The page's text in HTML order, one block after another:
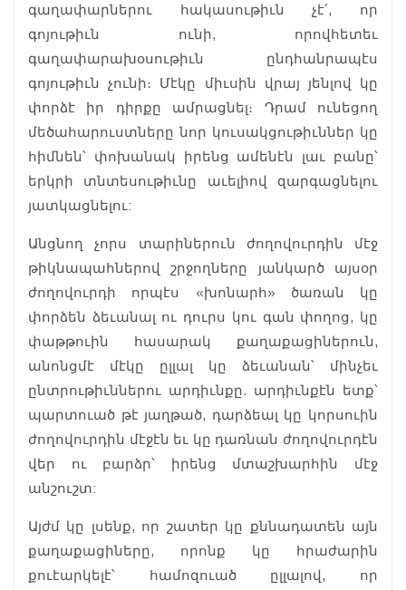
գաղափարներու հակասութիւն չէ՛, որ
գոյութիւն ունի, որովհետեւ
գաղափարախօսութիւն ընդհանրապէս
գոյութիւն չունի։ Մէկը միւսին վրայ յենլով կը
փորձէ իր դիրքը ամրացնել։ Դրամ ունեցող
մեծահարուստները նոր կուսակցութիւններ կը
հիմնեն՝ փոխանակ իրենց ամենէն լաւ բանը՝
երկրի տնտեսութիւնը աւելիով զարգացնելու
յատկացնելու:
Անցնող չորս տարիներուն ժողովուրդին մէջ
թիկնապահներով շրջողները յանկարծ այսօր
ժողովուրդի որպէս «խոնարհ» ծառան կը
փորձեն ձեւանալ ու դուրս կու գան փողոց, կը
փաթթուին հասարակ քաղաքացիներուն,
անոնցմէ մէկը ըլլալ կը ձեւանան՝ մինչեւ
ընտրութիւններու արդիւնքը. արդիւնքէն ետք՝
պարտուած թէ յաղթած, դարձեալ կը կորսուին
ժողովուրդին մէջէն եւ կը դառնան ժողովուրդէն
վեր ու բարձր՝ իրենց մտաշխարհին մէջ
անշուշտ:
Այժմ կը լսենք, որ շատեր կը քննադատեն այն
քաղաքացիները, որոնք կը հրաժարին
քուէարկելէ՝ համոզուած ըլլալով, որ